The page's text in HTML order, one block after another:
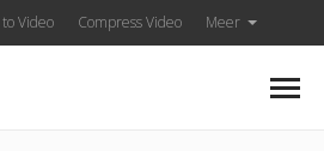
Video Compress Video Meer